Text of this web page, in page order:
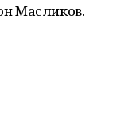
Масликов.